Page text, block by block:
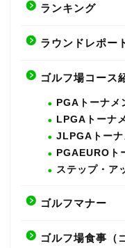
ランキング
ラウンドレポー
ゴルフ場コース
PGAトーナメ
LPGAトーナ
JLPGAトーナ
PGAEUROト
ステップ・ア
ゴルフマナー
ゴルフ場食事（